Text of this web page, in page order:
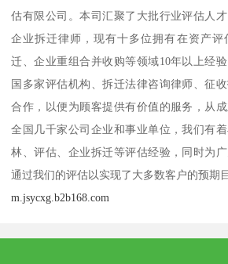
估有限公司。本司汇聚了大批行业评估人
企业拆迁律师，现有十多位拥有在资产评
迁、企业重组合并收购等领域10年以上经
国多家评估机构、拆迁法律咨询律师、征
合作，以便为顾客提供有价值的服务，从
全国几千家公司企业和事业单位，我们有
林、评估、企业拆迁等评估经验，同时为
通过我们的评估以实现了大多数客户的预期目
m.jsycxg.b2b168.com